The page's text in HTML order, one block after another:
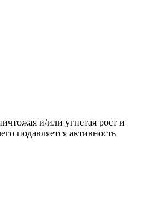
и/или угнетая рост и
подавляется активность